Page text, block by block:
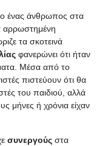
ένας άνθρωπος στα
αρρωστημένη
τα σκοτεινά
φανερώνει ότι ήταν
Μέσα από το
πιστεύουν ότι θα
του παιδιού, αλλά
μήνες ή χρόνια είχαν
συνεργούς στα